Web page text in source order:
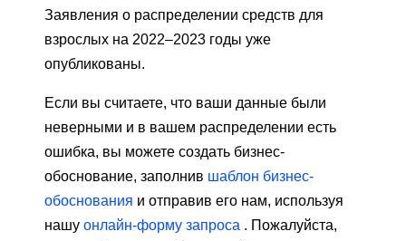
Заявления о распределении средств для
взрослых на 2022–2023 годы уже
опубликованы.
Если вы считаете, что ваши данные были
неверными и в вашем распределении есть
ошибка, вы можете создать бизнес-
обоснование, заполнив шаблон бизнес-
обоснования и отправив его нам, используя
нашу онлайн-форму запроса . Пожалуйста,